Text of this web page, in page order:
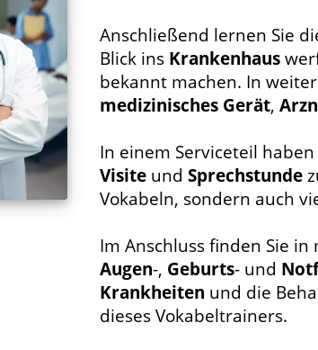
Anschließend lernen Sie
Blick ins Krankenhaus
bekannt machen. In
medizinisches Gerät,
In einem Serviceteil
Visite und Sprechstunde
Vokabeln, sondern auch
Im Anschluss finden Sie
Augen-, Geburts- und
Krankheiten und die
dieses Vokabeltrainers.